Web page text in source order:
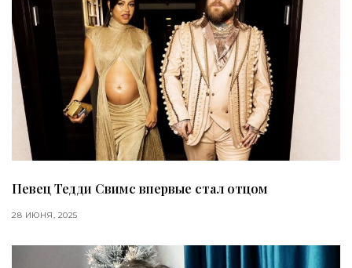
Певец Тедди Свимс впервые стал отцом
28 ИЮНЯ, 2025